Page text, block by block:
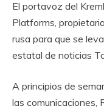
El portavoz del
Platforms,
rusa para que se
estatal de noticias
A principios de
las comunicaciones,